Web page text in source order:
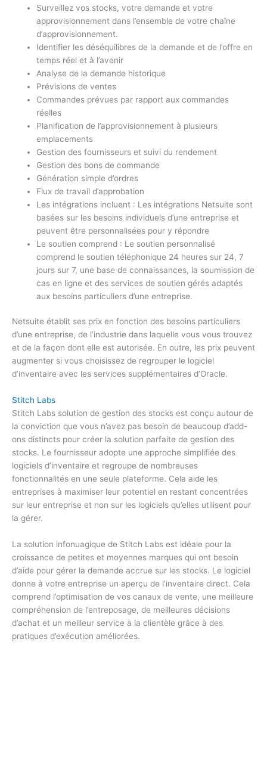
Surveillez vos stocks, votre demande et votre
approvisionnement dans l’ensemble de votre chaîne
d’approvisionnement.
Identifier les déséquilibres de la demande et de l’offre en
temps réel et à l’avenir
Analyse de la demande historique
Prévisions de ventes
Commandes prévues par rapport aux commandes
réelles
Planification de l’approvisionnement à plusieurs
emplacements
Gestion des fournisseurs et suivi du rendement
Gestion des bons de commande
Génération simple d’ordres
Flux de travail d’approbation
Les intégrations incluent : Les intégrations Netsuite sont
basées sur les besoins individuels d’une entreprise et
peuvent être personnalisées pour y répondre
Le soutien comprend : Le soutien personnalisé
comprend le soutien téléphonique 24 heures sur 24, 7
jours sur 7, une base de connaissances, la soumission de
cas en ligne et des services de soutien gérés adaptés
aux besoins particuliers d’une entreprise.
Netsuite établit ses prix en fonction des besoins particuliers
d’une entreprise, de l’industrie dans laquelle vous vous trouvez
et de la façon dont elle est autorisée. En outre, les prix peuvent
augmenter si vous choisissez de regrouper le logiciel
d’inventaire avec les services supplémentaires d’Oracle.
Stitch Labs
Stitch Labs solution de gestion des stocks est conçu autour de
la conviction que vous n’avez pas besoin de beaucoup d’add-
ons distincts pour créer la solution parfaite de gestion des
stocks. Le fournisseur adopte une approche simplifiée des
logiciels d’inventaire et regroupe de nombreuses
fonctionnalités en une seule plateforme. Cela aide les
entreprises à maximiser leur potentiel en restant concentrées
sur leur entreprise et non sur les logiciels qu’elles utilisent pour
la gérer.
La solution infonuagique de Stitch Labs est idéale pour la
croissance de petites et moyennes marques qui ont besoin
d’aide pour gérer la demande accrue sur les stocks. Le logiciel
donne à votre entreprise un aperçu de l’inventaire direct. Cela
comprend l’optimisation de vos canaux de vente, une meilleure
compréhension de l’entreposage, de meilleures décisions
d’achat et un meilleur service à la clientèle grâce à des
pratiques d’exécution améliorées.